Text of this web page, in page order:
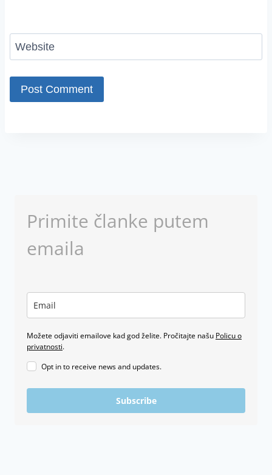
Website
Primite članke putem
emaila
Možete odjaviti emailove kad god želite. Pročitajte našu Policu o
privatnosti.
Opt in to receive news and updates.
Subscribe